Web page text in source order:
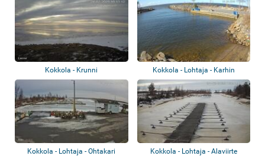
Kokkola - Krunni Kokkola - Lohtaja - Karhin
Kokkola - Lohtaja - Ohtakari Kokkola - Lohtaja - Alaviirte